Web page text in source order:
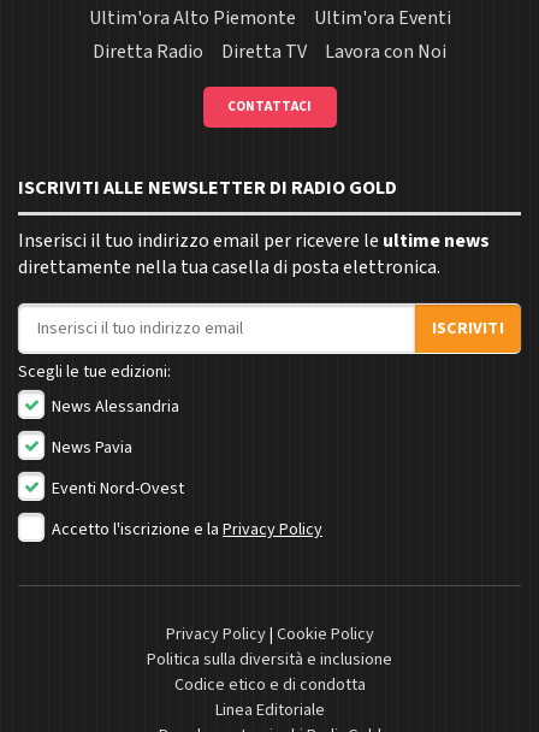
Ultim'ora Alto Piemonte
Ultim'ora Eventi
Diretta Radio
Diretta TV Lavora con Noi
CONTATTACI
ISCRIVITI ALLE NEWSLETTER DI RADIO GOLD
Inserisci il tuo indirizzo email per ricevere le ultime news
direttamente nella tua casella di posta elettronica.
Indirizzo email
ISCRIVITI
Scegli le tue edizioni:
News Alessandria
News Pavia
Eventi Nord-Ovest
Accetto l'iscrizione e la Privacy Policy
Privacy Policy| Cookie Policy
Politica sulla diversità e inclusione
Codice etico e di condotta
Linea Editoriale